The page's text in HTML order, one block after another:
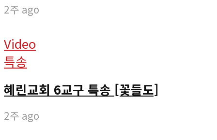
2주 ago
Video
특송
혜린교회 6교구 특송 [꽃들도]
2주 ago